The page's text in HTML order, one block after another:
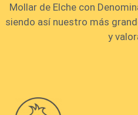
Mollar de Elche con
siendo así nuestro más
y